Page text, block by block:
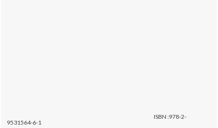
ISBN :978-2-
9531564-6-1